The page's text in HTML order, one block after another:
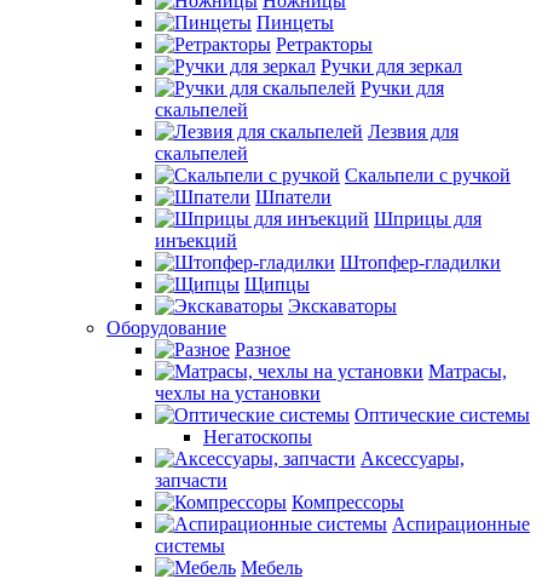
Пинцеты
Ретракторы
Ручки для зеркал
Ручки для
скальпелей
Лезвия для
скальпелей
Скальпели с ручкой
Шпатели
Шприцы для
инъекций
Штопфер-гладилки
Щипцы
Экскаваторы
Оборудование
Разное
Матрасы,
чехлы на установки
Оптические системы
Негатоскопы
Аксессуары,
запчасти
Компрессоры
Аспирационные
системы
Мебель